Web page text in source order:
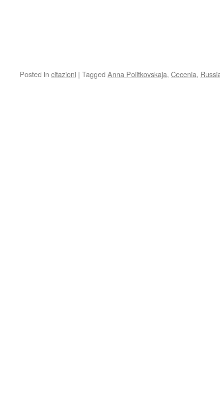
Posted in citazioni | Tagged Anna Politkovskaja, Cecenia,